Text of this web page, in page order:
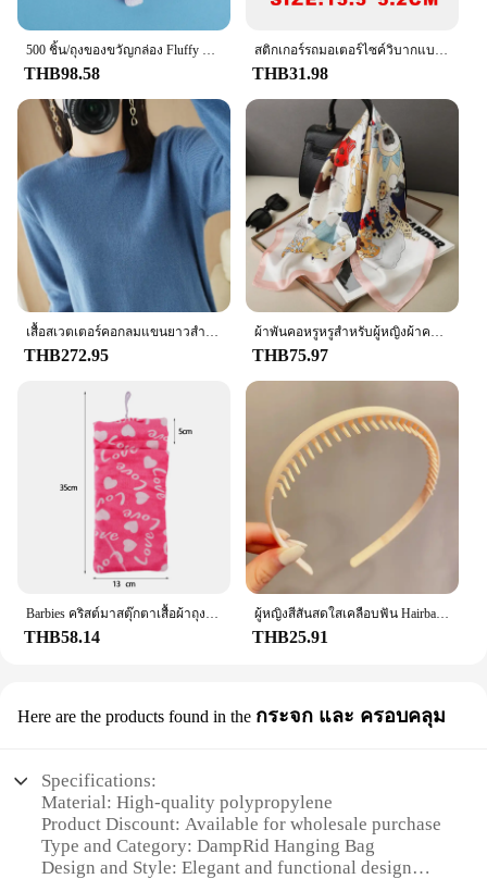
**Optimized for Bulk Purchases and Wholesale**
Understanding the importance of a comprehensive
moisture control solution, the DampRid Hanging
Bag is available in sets, making it an ideal choice
for bulk purchases and wholesale vendors. This
ensures that you can tackle moisture issues in
multiple areas of your home or business with ease.
The product's design and style are not only
functional but also aesthetically pleasing, blending
seamlessly into any decor. With its high-quality
plastic construction and performance-driven design,
the DampRid Hanging Bag is a testament to
durability and reliability, ensuring that you get the
most out of your investment.
500 ชิ้น/ถุงของขวัญกล่อง Fluffy Slime FILLER ตะกอนดินหัวใจสีชมพู Love ลูกปัดโฟม Strip Slime DIY งานแต่งงานโปรดปรานดอกไม้กล่อง FILLER
THB98.58
สติกเกอร์รถมอเตอร์ไซค์วิบากแบบสะท้อนแสงสติกเกอร์ติดรถ KYB WP Suspension สำหรับ Yamaha Honda Suzuki KTM KAWASAKI Benelli
THB31.98
เสื้อสเวตเตอร์คอกลมแขนยาวสำหรับผู้หญิง, เสื้อสเวตเตอร์คอกลมเสื้อสเวตเตอร์ตัวยาวสีพื้นเสื้อสเวตเตอร์ตัวยาวให้ความอบอุ่นสำหรับฤดูใบไม้ร่วงฤดูหนาว
THB272.95
ผ้าพันคอหรูหรูสำหรับผู้หญิงผ้าคลุมไหล่ผ้าไหมผ้าซาตินพิมพ์ลายผ้าพันคอฮิญาบผ้าพันคอหญิงผ้าพันคอสี่เหลี่ยม70*70ซม. ผ้าพันคอสำหรับผู้หญิง2024
THB75.97
Barbies คริสต์มาสตุ๊กตาเสื้อผ้าถุงนอนชุดนอนผ้านิ่มอุปกรณ์เสริมตุ๊กตาเสื้อผ้าสำหรับตุ๊กตาบาร์บี้และตุ๊กตา1/6 BJD Blythe ตุ๊กตาของเล่นเด็กหญิง
THB58.14
ผู้หญิงสีสันสดใสเคลือบฟัน Hairbands หักการตกแต่งแถบคาดศีรษะกลางแจ้งผม Hoop Headwear แฟชั่นอุปกรณ์เสริมผม
THB25.91
Here are the products found in the กระจก และ ครอบคลุม
Specifications:
Material: High-quality polypropylene
Product Discount: Available for wholesale purchase
Type and Category: DampRid Hanging Bag
Design and Style: Elegant and functional design